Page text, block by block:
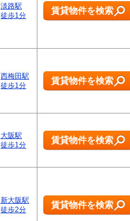
淡路駅
徒歩1分
賃貸物件を検索
西梅田駅
徒歩1分
賃貸物件を検索
大阪駅
徒歩1分
賃貸物件を検索
新大阪駅
徒歩2分
賃貸物件を検索